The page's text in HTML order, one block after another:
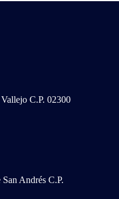
C.P. 02300
Andrés C.P.